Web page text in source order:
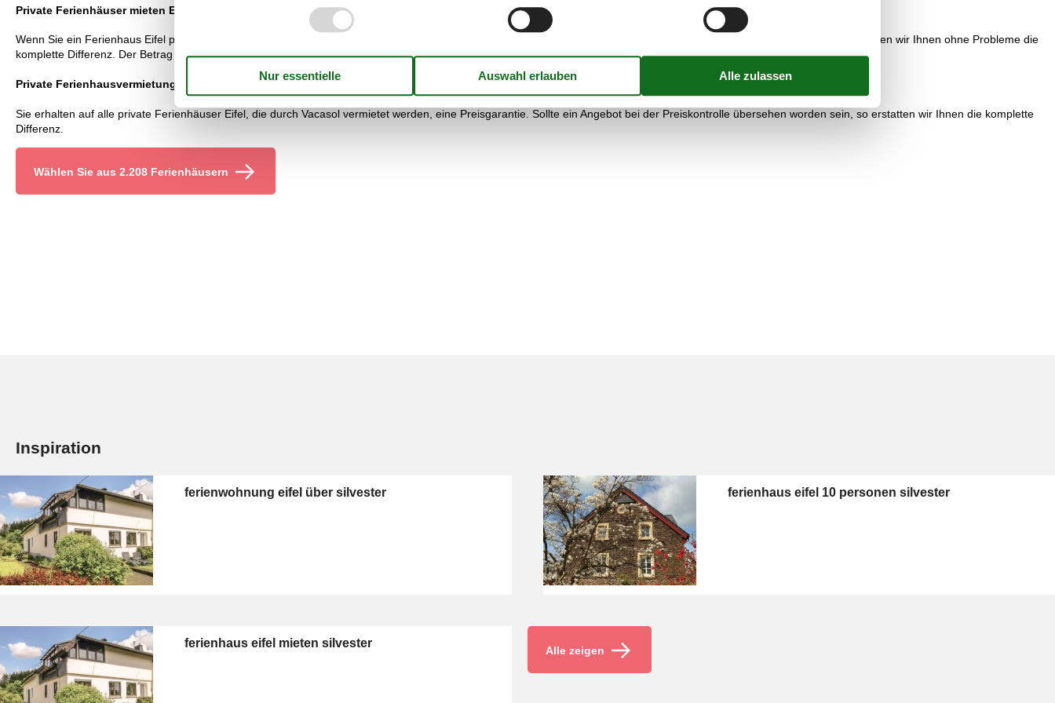
Private Ferienhäuser mieten Eifel: Preisgarantie
Wenn Sie ein Ferienhaus Eifel privat durch Vacasol mieten, sind Sie von unserer Preisgarantie eingedeckt. Sollte unserer Preiskontrolle doch ein Fehler unterlaufen, so erstatten wir Ihnen ohne Probleme die
komplette Differenz. Der Betrag wird direkt innerhalb weniger Tage auf Ihr Konto überwiesen.
Private Ferienhausvermietung Eifel: Kundenservice
Sie erhalten auf alle private Ferienhäuser Eifel, die durch Vacasol vermietet werden, eine Preisgarantie. Sollte ein Angebot bei der Preiskontrolle übersehen worden sein, so erstatten wir Ihnen die komplette
Differenz.
Wählen Sie aus 2.208 Ferienhäusern
Inspiration
ferienwohnung eifel über silvester ferienhaus eifel 10 personen silvester
ferienhaus eifel mieten silvester
Alle zeigen